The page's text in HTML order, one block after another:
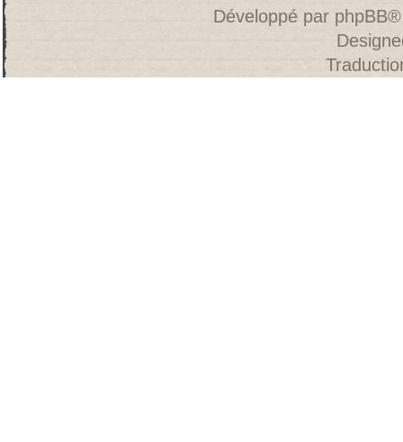
Développé par phpBB®